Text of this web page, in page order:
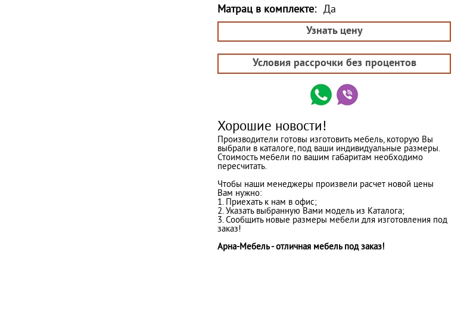
Матрац в комплекте: Да
Узнать цену
Условия рассрочки без процентов
Хорошие новости!
Производители готовы изготовить мебель, которую Вы
выбрали в каталоге, под ваши индивидуальные размеры.
Стоимость мебели по вашим габаритам необходимо
пересчитать.
Чтобы наши менеджеры произвели расчет новой цены
Вам нужно:
1. Приехать к нам в офис;
2. Указать выбранную Вами модель из Каталога;
3. Сообщить новые размеры мебели для изготовления под
заказ!
Арна-Мебель - отличная мебель под заказ!